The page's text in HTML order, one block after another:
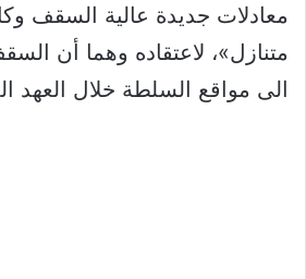
معادلات جديدة عالية السقف
متنازل»، لاعتقاده وهما أن
الى مواقع السلطة خلال العهد